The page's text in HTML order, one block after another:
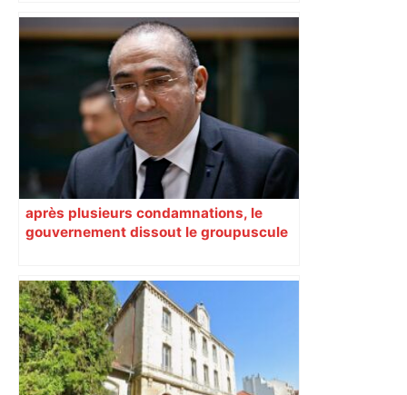
après plusieurs condamnations, le
gouvernement dissout le groupuscule